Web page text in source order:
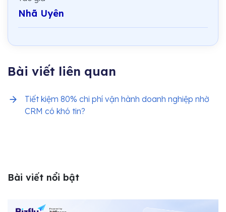
Nhã Uyên
Bài viết liên quan
Tiết kiệm 80% chi phí vận hành doanh nghiệp nhờ
CRM có khó tin?
Bài viết nổi bật